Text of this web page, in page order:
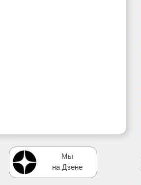
Мы
на Дзене